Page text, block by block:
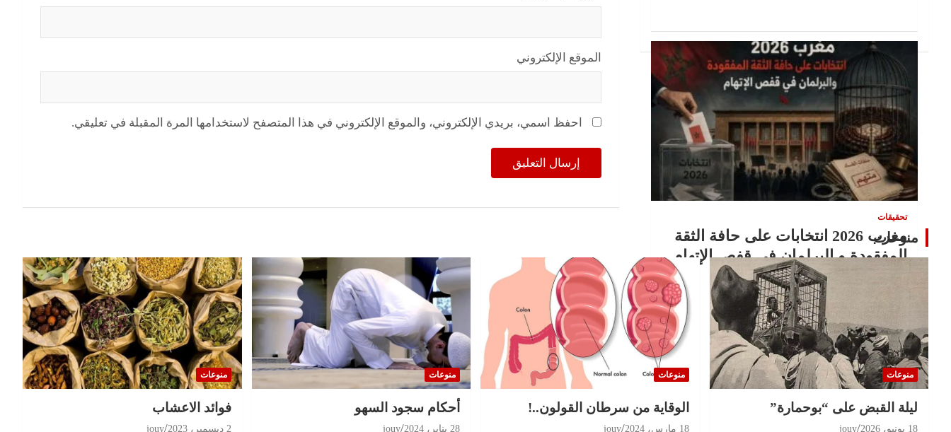
الموقع الإلكتروني
احفظ اسمي، بريدي الإلكتروني، والموقع الإلكتروني في هذا المتصفح لاستخدامها المرة المقبلة في تعليقي.
تحقيقات
مغرب 2026 انتخابات على حافة الثقة
المفقودة و البرلمان في قفص الإتهام
منوعات
منوعات
ليلة القبض على “بوحمارة”
18 يونيو، 2026 jouy
منوعات
الوقاية من سرطان القولون..!
18 مارس، 2024 jouy
منوعات
أحكام سجود السهو
28 يناير، 2024 jouy
منوعات
‏فوائد الاعشاب
2 ديسمبر، 2023 jouy